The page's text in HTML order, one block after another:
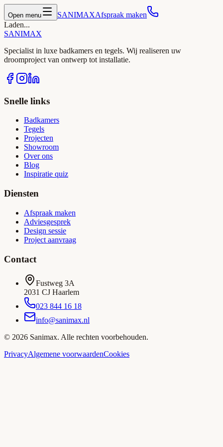
Open menu SANIMAXAfspraak maken
Laden...
SANIMAX
Specialist in luxe badkamers en tegels. Wij realiseren uw
droomproject van ontwerp tot installatie.
Snelle links
Badkamers
Tegels
Projecten
Showroom
Over ons
Blog
Inspiratie quiz
Diensten
Afspraak maken
Adviesgesprek
Design sessie
Project aanvraag
Contact
Fustweg 3A
2031 CJ Haarlem
023 844 16 18
info@sanimax.nl
© 2026 Sanimax. Alle rechten voorbehouden.
PrivacyAlgemene voorwaardenCookies